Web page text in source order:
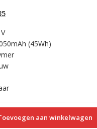
Huidige
€35.35.(45Wh)
aan winkelwagen